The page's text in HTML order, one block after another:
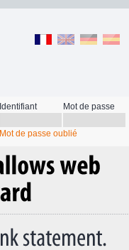
Identifiant Mot de passe
Mot de passe oublié